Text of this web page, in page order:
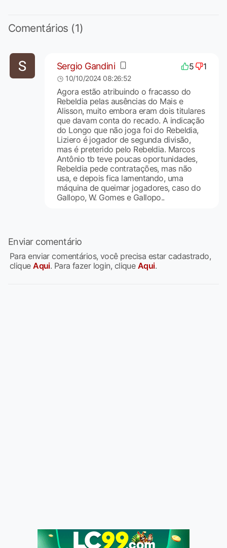
Comentários (1)
Sergio Gandini 5 1
10/10/2024 08:26:52
Agora estão atribuindo o fracasso do
Rebeldia pelas ausências do Mais e
Alisson, muito embora eram dois titulares
que davam conta do recado. A indicação
do Longo que não joga foi do Rebeldia,
Liziero é jogador de segunda divisão,
mas é preterido pelo Rebeldia. Marcos
Antônio tb teve poucas oportunidades,
Rebeldia pede contratações, mas não
usa, e depois fica lamentando, uma
máquina de queimar jogadores, caso do
Gallopo, W. Gomes e Gallopo..
Enviar comentário
Para enviar comentários, você precisa estar cadastrado,
cliqueAqui. Para fazer login, clique Aqui.